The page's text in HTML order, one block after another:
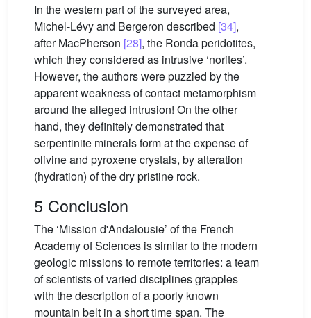
In the western part of the surveyed area,
Michel-Lévy and Bergeron described [34],
after MacPherson [28], the Ronda peridotites,
which they considered as intrusive ‘norites’.
However, the authors were puzzled by the
apparent weakness of contact metamorphism
around the alleged intrusion! On the other
hand, they definitely demonstrated that
serpentinite minerals form at the expense of
olivine and pyroxene crystals, by alteration
(hydration) of the dry pristine rock.
5 Conclusion
The ‘Mission d'Andalousie’ of the French
Academy of Sciences is similar to the modern
geologic missions to remote territories: a team
of scientists of varied disciplines grapples
with the description of a poorly known
mountain belt in a short time span. The